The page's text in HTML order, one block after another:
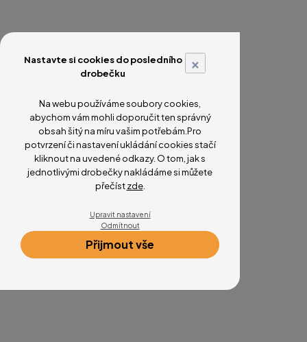
×
Nastavte si cookies do posledního
drobečku
Na webu používáme soubory cookies,
abychom vám mohli doporučit ten správný
obsah šitý na míru vašim potřebám.Pro
potvrzení či nastavení ukládání cookies stačí
kliknout na uvedené odkazy. O tom, jak s
jednotlivými drobečky nakládáme si můžete
přečístzde.
Upravit nastavení
Odmítnout
Přijmout vše